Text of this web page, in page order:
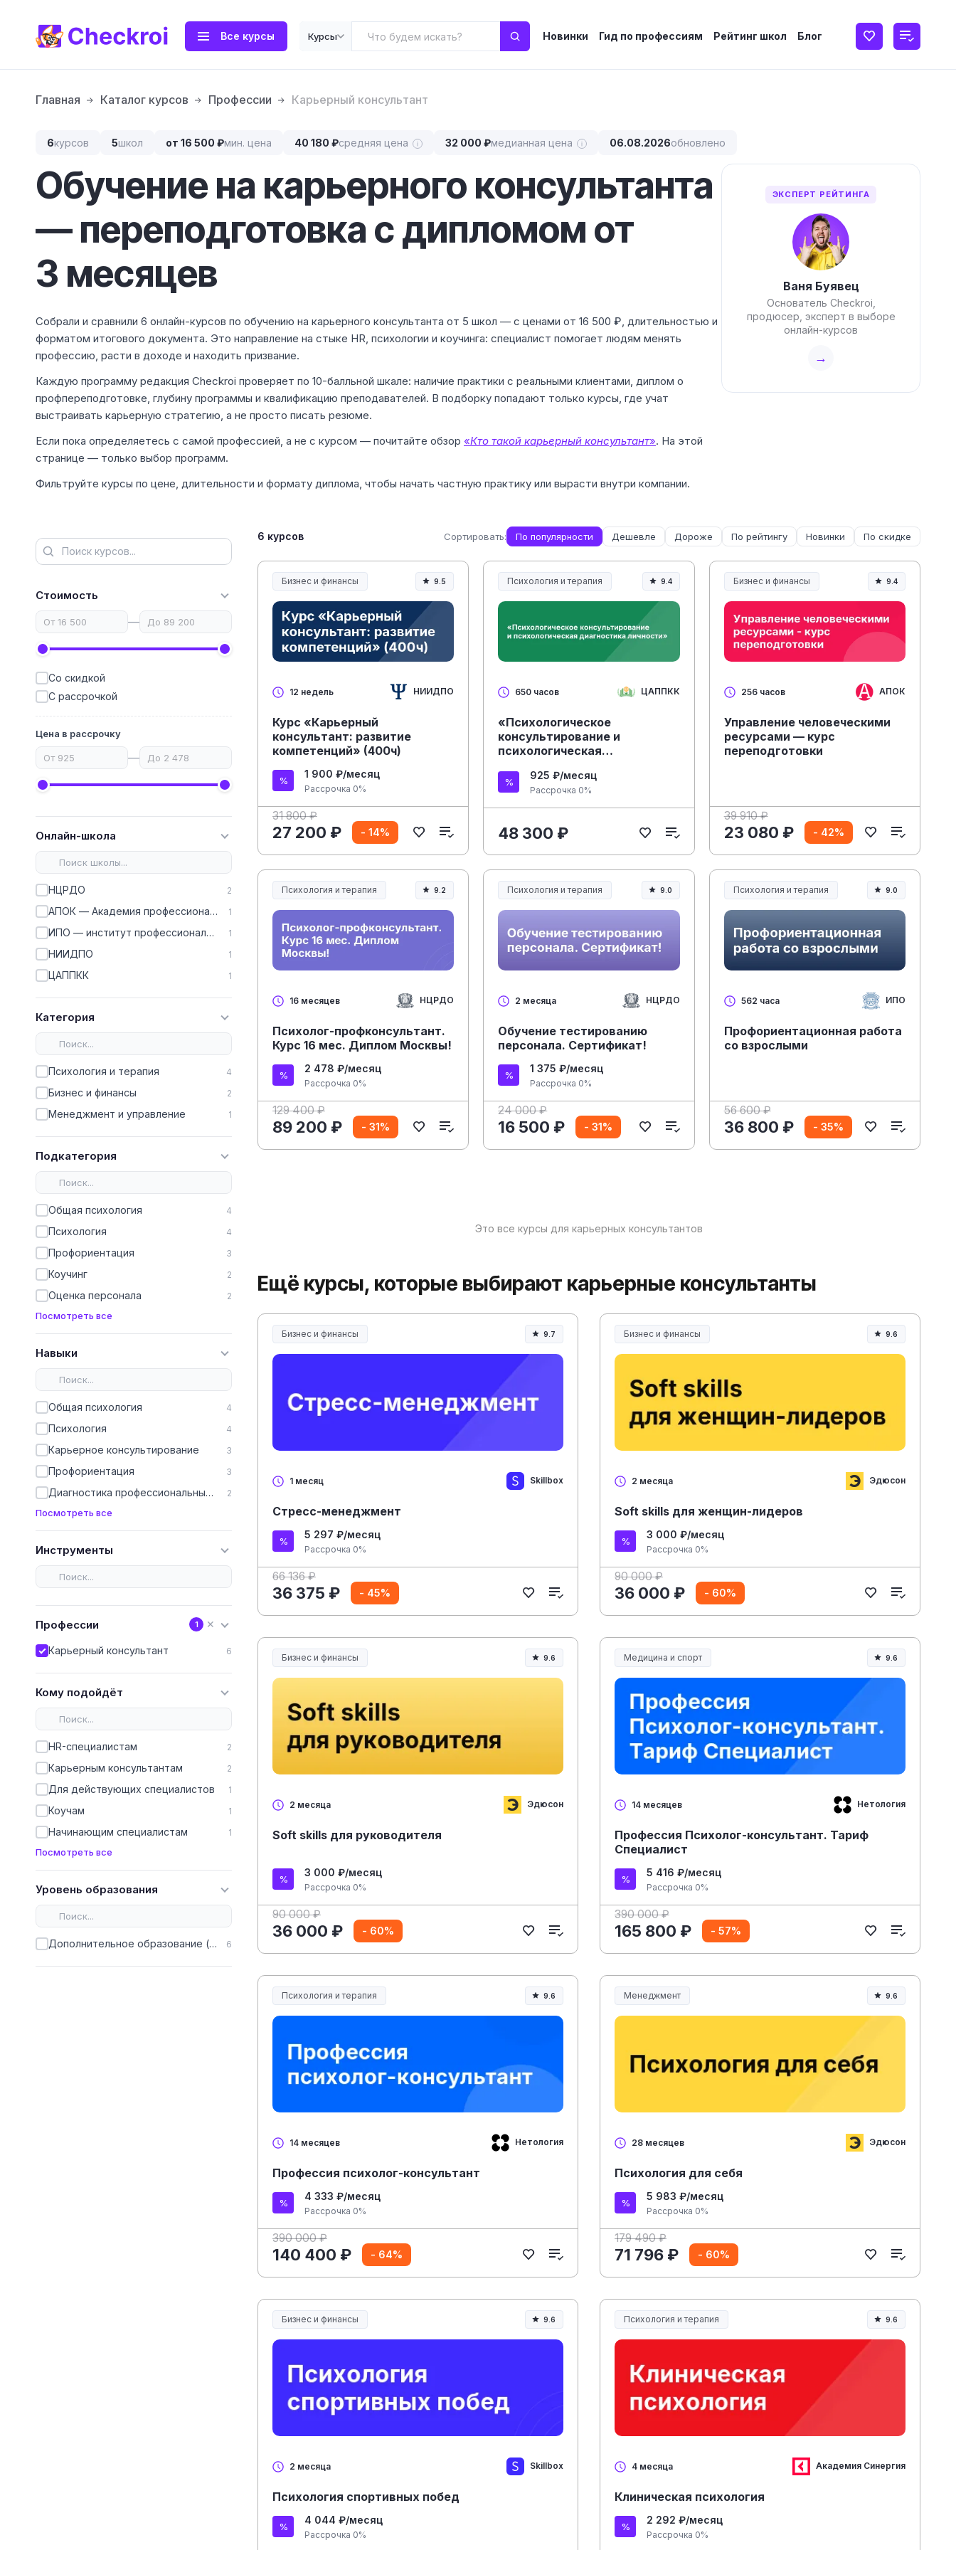
Все курсы Курсы Новинки Гид по профессиям Рейтинг школ Блог
Главная Каталог курсов Профессии Карьерный консультант
6курсов 5школ от 16 500 ₽мин. цена 40 180 ₽средняя цена 32 000 ₽медианная цена 06.08.2026обновлено
Обучение на карьерного консультанта
— переподготовка с дипломом от
3 месяцев
Собрали и сравнили 6 онлайн-курсов по обучению на карьерного консультанта от 5 школ — с ценами от 16 500 ₽, длительностью и
форматом итогового документа. Это направление на стыке HR, психологии и коучинга: специалист помогает людям менять
профессию, расти в доходе и находить призвание.
Каждую программу редакция Checkroi проверяет по 10-балльной шкале: наличие практики с реальными клиентами, диплом о
профпереподготовке, глубину программы и квалификацию преподавателей. В подборку попадают только курсы, где учат
выстраивать карьерную стратегию, а не просто писать резюме.
Если пока определяетесь с самой профессией, а не с курсом — почитайте обзор «Кто такой карьерный консультант». На этой
странице — только выбор программ.
Фильтруйте курсы по цене, длительности и формату диплома, чтобы начать частную практику или вырасти внутри компании.
ЭКСПЕРТ РЕЙТИНГА
Ваня Буявец
Основатель Checkroi,
продюсер, эксперт в выборе
онлайн-курсов
→
Стоимость
—
Со скидкой
С рассрочкой
Цена в рассрочку
—
Онлайн-школа
НЦРДО 2
АПОК — Академия профессионального образования кадров 1
ИПО — институт профессионального образования 1
НИИДПО 1
ЦАППКК 1
Категория
Психология и терапия 4
Бизнес и финансы 2
Менеджмент и управление 1
Подкатегория
Общая психология 4
Психология 4
Профориентация 3
Коучинг 2
Оценка персонала 2
Посмотреть все
Навыки
Общая психология 4
Психология 4
Карьерное консультирование 3
Профориентация 3
Диагностика профессиональных способностей 2
Посмотреть все
Инструменты
Профессии 1 ✕
Карьерный консультант 6
Кому подойдёт
HR-специалистам 2
Карьерным консультантам 2
Для действующих специалистов 1
Коучам 1
Начинающим специалистам 1
Посмотреть все
Уровень образования
Дополнительное образование (ДПО) 6
6 курсов Сортировать: По популярности Дешевле Дороже По рейтингу Новинки По скидке
Бизнес и финансы 9.5
12 недель НИИДПО
Курс «Карьерный
консультант: развитие
компетенций» (400ч)
1 900 ₽/месяц
Рассрочка 0%
31 800 ₽
27 200 ₽ - 14%
Психология и терапия 9.4
650 часов ЦАППКК
«Психологическое
консультирование и
психологическая
925 ₽/месяц
Рассрочка 0%
48 300 ₽
Бизнес и финансы 9.4
256 часов АПОК
Управление человеческими
ресурсами — курс
переподготовки
39 910 ₽
23 080 ₽ - 42%
Психология и терапия 9.2
16 месяцев НЦРДО
Психолог-профконсультант.
Курс 16 мес. Диплом Москвы!
2 478 ₽/месяц
Рассрочка 0%
129 400 ₽
89 200 ₽ - 31%
Психология и терапия 9.0
2 месяца НЦРДО
Обучение тестированию
персонала. Сертификат!
1 375 ₽/месяц
Рассрочка 0%
24 000 ₽
16 500 ₽ - 31%
Психология и терапия 9.0
562 часа ИПО
Профориентационная работа
со взрослыми
56 600 ₽
36 800 ₽ - 35%
Это все курсы для карьерных консультантов
Ещё курсы, которые выбирают карьерные консультанты
Бизнес и финансы 9.7
1 месяц Skillbox
Стресс-менеджмент
5 297 ₽/месяц
Рассрочка 0%
66 136 ₽
36 375 ₽ - 45%
Бизнес и финансы 9.6
2 месяца Эдюсон
Soft skills для женщин-лидеров
3 000 ₽/месяц
Рассрочка 0%
90 000 ₽
36 000 ₽ - 60%
Бизнес и финансы 9.6
2 месяца Эдюсон
Soft skills для руководителя
3 000 ₽/месяц
Рассрочка 0%
90 000 ₽
36 000 ₽ - 60%
Медицина и спорт
Медицина, спорт и здоровье
9.6
14 месяцев Нетология
Профессия Психолог-консультант. Тариф
Специалист
5 416 ₽/месяц
Рассрочка 0%
390 000 ₽
165 800 ₽ - 57%
Психология и терапия 9.6
14 месяцев Нетология
Профессия психолог-консультант
4 333 ₽/месяц
Рассрочка 0%
390 000 ₽
140 400 ₽ - 64%
Менеджмент
Менеджмент и управление
9.6
28 месяцев Эдюсон
Психология для себя
5 983 ₽/месяц
Рассрочка 0%
179 490 ₽
71 796 ₽ - 60%
Бизнес и финансы 9.6
2 месяца Skillbox
Психология спортивных побед
4 044 ₽/месяц
Рассрочка 0%
Психология и терапия 9.6
4 месяца Академия Синергия
Клиническая психология
2 292 ₽/месяц
Рассрочка 0%